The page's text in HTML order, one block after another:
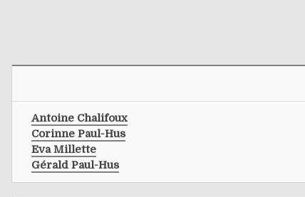
Antoine Chalifoux
Corinne Paul-Hus
Eva Millette
Gérald Paul-Hus